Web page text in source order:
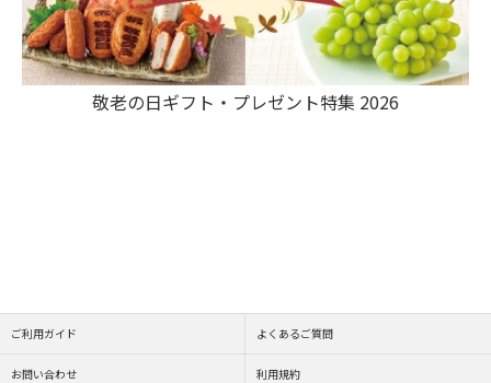
敬老の日ギフト・プレゼント特集 2026
ご利用ガイド よくあるご質問
お問い合わせ 利用規約